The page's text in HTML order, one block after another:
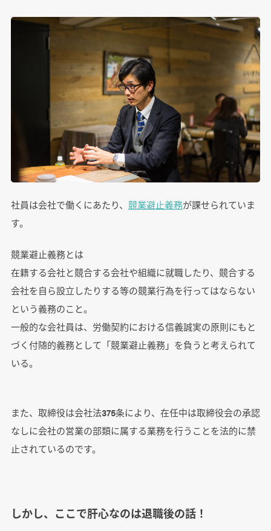
社員は会社で働くにあたり、 競業避止義務が課せられていま
す。
競業避止義務とは
在籍する会社と競合する会社や組織に就職したり、競合する
会社を自ら設立したりする等の競業行為を行ってはならない
という義務のこと。
一般的な会社員は、労働契約における信義誠実の原則にもと
づく付随的義務として「競業避止義務」を負うと考えられて
いる。
また、取締役は会社法375条により、在任中は取締役会の承認
なしに会社の営業の部類に属する業務を行うことを法的に禁
止されているのです。
しかし、ここで肝心なのは退職後の話！